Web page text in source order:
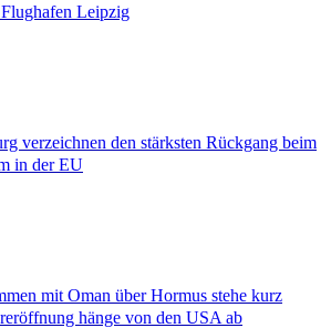
Leipzig
verzeichnen den stärksten Rückgang beim
in der EU
mit Oman über Hormus stehe kurz
hänge von den USA ab